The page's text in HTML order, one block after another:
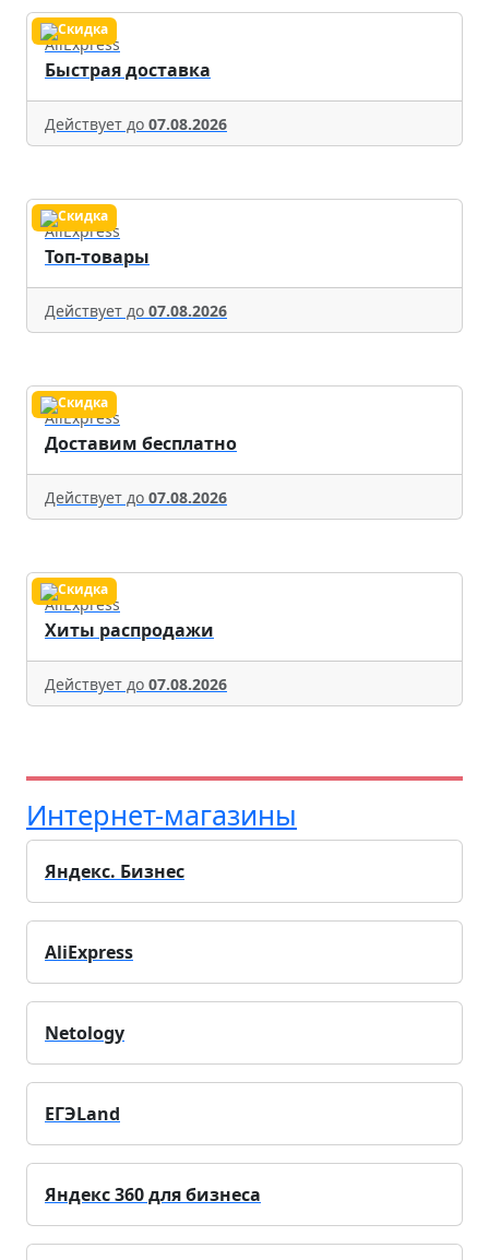
AliExpress
Быстрая доставка
Действует до 07.08.2026
AliExpress
Топ-товары
Действует до 07.08.2026
AliExpress
Доставим бесплатно
Действует до 07.08.2026
AliExpress
Хиты распродажи
Действует до 07.08.2026
Интернет-магазины
Яндекс. Бизнес
AliExpress
Netology
ЕГЭLand
Яндекс 360 для бизнеса